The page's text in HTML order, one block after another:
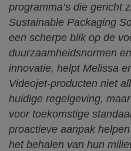
programma’s die gericht
Sustainable Packaging
een scherpe blik op de
duurzaamheidsnormen
innovatie, helpt Melissa
Videojet-producten niet
huidige regelgeving,
voor toekomstige
proactieve aanpak
het behalen van hun